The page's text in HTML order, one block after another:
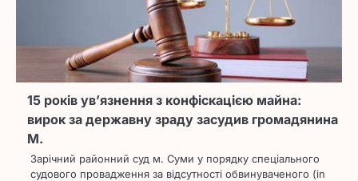
15 років ув’язнення з конфіскацією майна:
вирок за державну зраду засудив громадянина
М.
Зарічний районний суд м. Суми у порядку спеціального
судового провадження за відсутності обвинуваченого (in